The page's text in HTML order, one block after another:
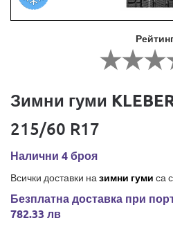
Зимни гуми
215/60 R17
Налични 4 броя
Всички доставки на зимни гуми са
Безплатна доставка при
782.33 лв